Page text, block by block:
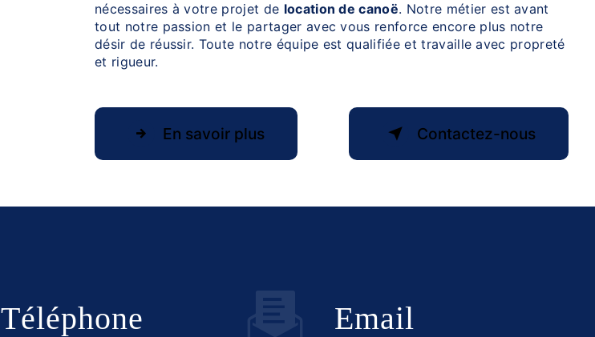
nécessaires à votre projet de location de canoë. Notre métier est avant
tout notre passion et le partager avec vous renforce encore plus notre
désir de réussir. Toute notre équipe est qualifiée et travaille avec propreté
et rigueur.
En savoir plus Contactez-nous
Téléphone Email